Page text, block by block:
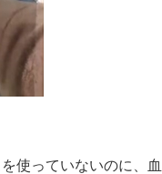
使っていないのに、血